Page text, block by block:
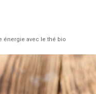
énergie avec le thé bio